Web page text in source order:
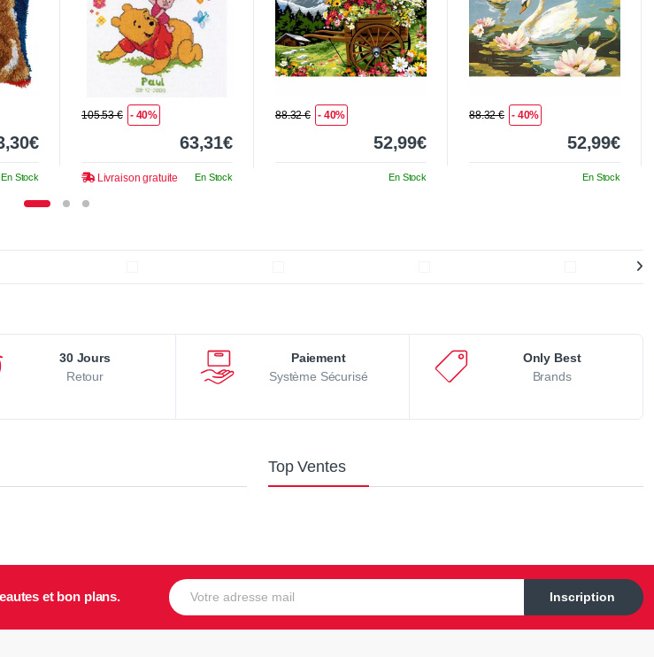
En Stock
105.53 € - 40%
63,31€
Livraison gratuite En Stock
88.32 € - 40%
52,99€
En Stock
88.32 € - 40%
52,99€
En Stock
30 Jours
Retour
Paiement
Système Sécurisé
Only Best
Brands
Top Ventes
et bon plans.
E-mail
Inscription